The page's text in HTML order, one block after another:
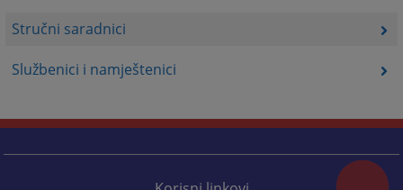
Stručni saradnici
Službenici i namještenici